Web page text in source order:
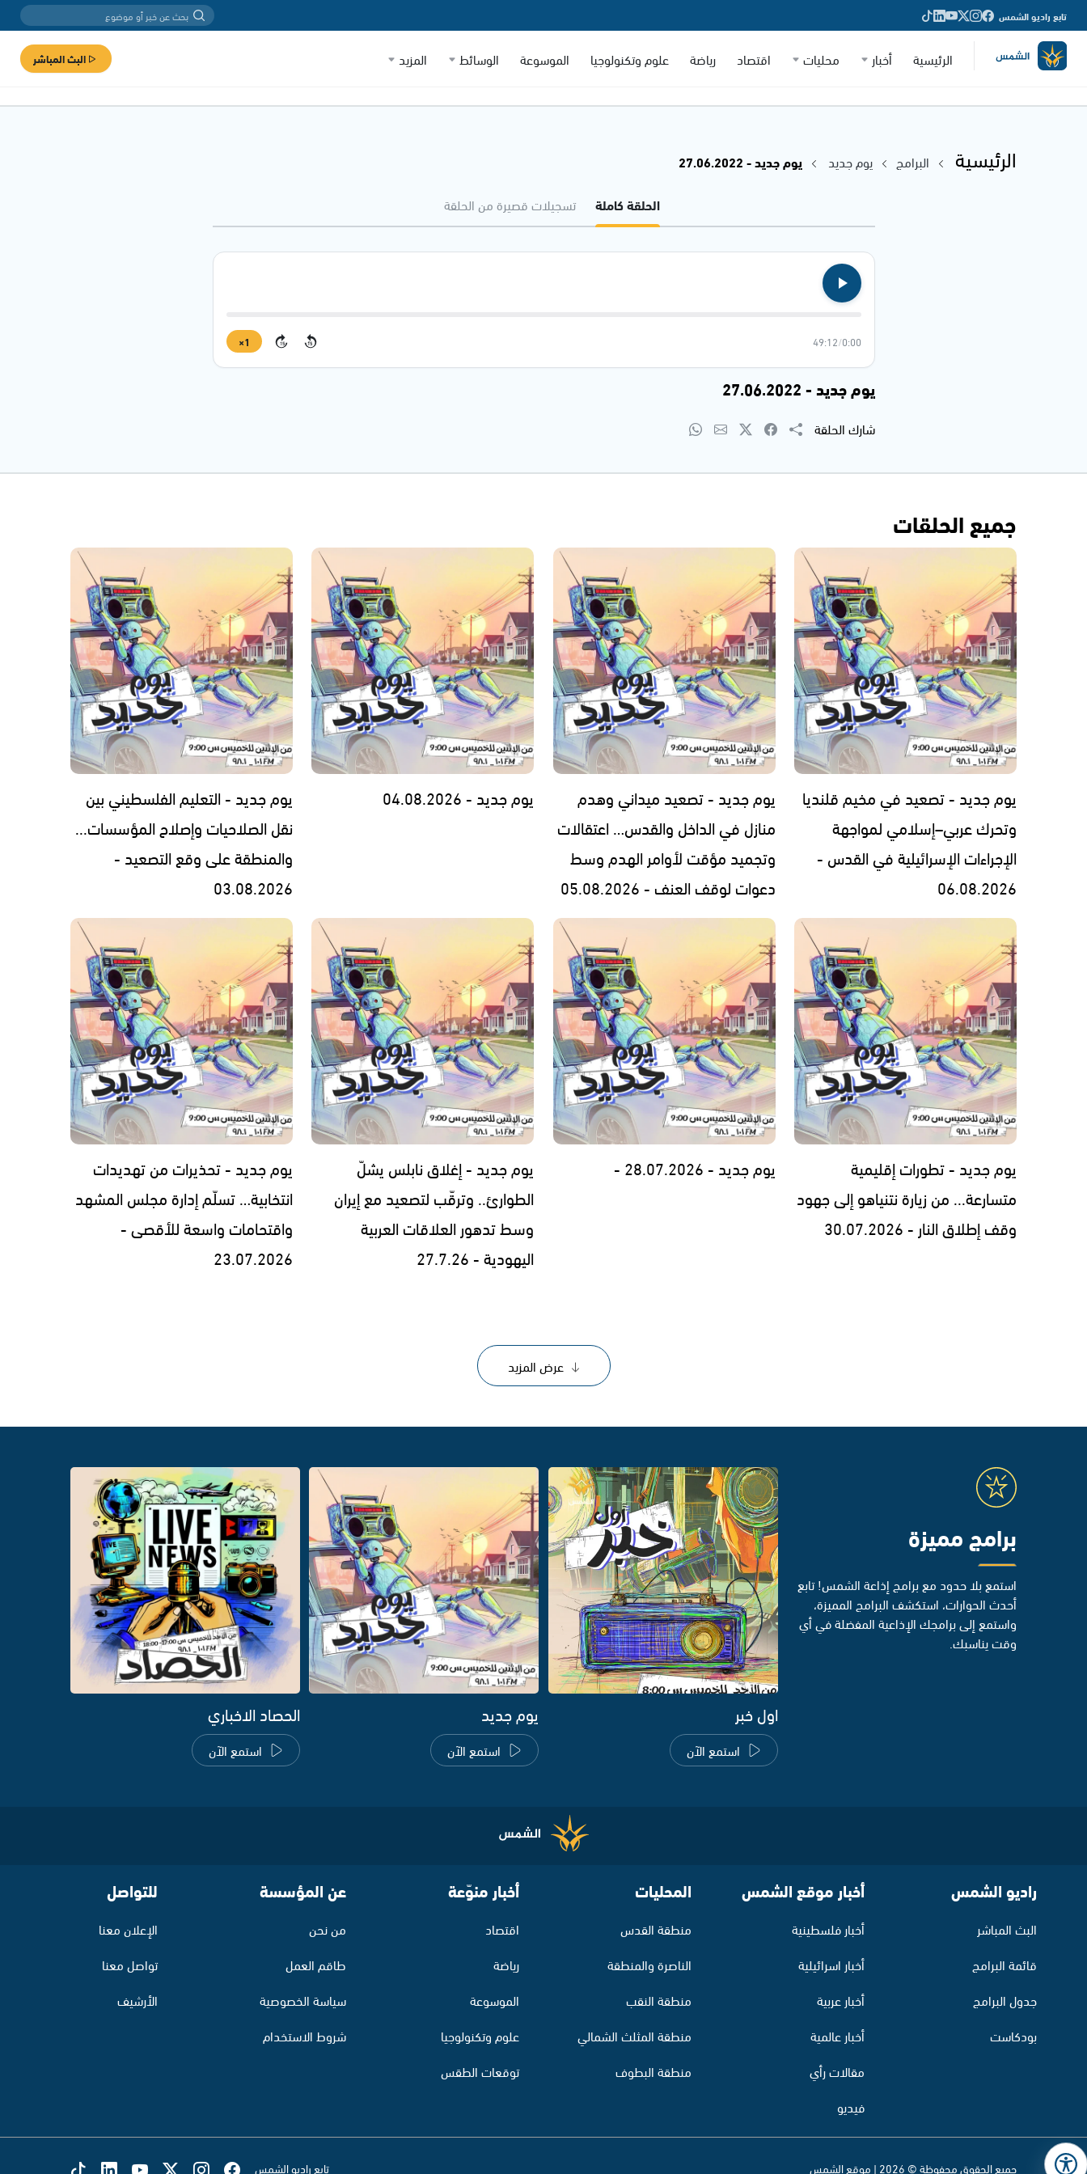
تابع راديو الشمس
الرئيسية أخبار محليات اقتصاد رياضة علوم وتكنولوجيا الموسوعة الوسائط المزيد البث المباشر
الرئيسية البرامج يوم جديد
يوم جديد - 27.06.2022
الحلقة كاملة
تسجيلات قصيرة من الحلقة
0:00
/
49:12
15
15
1×
يوم جديد - 27.06.2022
شارك الحلقة
جميع الحلقات
يوم جديد - تصعيد في مخيم قلنديا
وتحرك عربي–إسلامي لمواجهة
الإجراءات الإسرائيلية في القدس -
06.08.2026
يوم جديد - تصعيد ميداني وهدم
منازل في الداخل والقدس… اعتقالات
وتجميد مؤقت لأوامر الهدم وسط
دعوات لوقف العنف - 05.08.2026
يوم جديد - 04.08.2026
يوم جديد - التعليم الفلسطيني بين
نقل الصلاحيات وإصلاح المؤسسات...
والمنطقة على وقع التصعيد -
03.08.2026
يوم جديد - تطورات إقليمية
متسارعة... من زيارة نتنياهو إلى جهود
وقف إطلاق النار - 30.07.2026
يوم جديد - 28.07.2026 -
يوم جديد - إغلاق نابلس يشلّ
الطوارئ.. وترقّب لتصعيد مع إيران
وسط تدهور العلاقات العربية
اليهودية - 27.7.26
يوم جديد - تحذيرات من تهديدات
انتخابية… تسلّم إدارة مجلس المشهد
واقتحامات واسعة للأقصى -
23.07.2026
عرض المزيد
برامج مميزة
استمع بلا حدود مع برامج إذاعة الشمس! تابع
أحدث الحوارات، استكشف البرامج المميزة،
واستمع إلى برامجك الإذاعية المفضلة في أي
وقت يناسبك.
اول خبر
استمع الآن
يوم جديد
استمع الآن
الحصاد الاخباري
استمع الآن
راديو الشمس
البث المباشر
قائمة البرامج
جدول البرامج
بودكاست
أخبار موقع الشمس
أخبار فلسطينية
أخبار اسرائيلية
أخبار عربية
أخبار عالمية
مقالات رأي
فيديو
المحليات
منطقة القدس
الناصرة والمنطقة
منطقة النقب
منطقة المثلث الشمالي
منطقة البطوف
أخبار منوّعة
اقتصاد
رياضة
الموسوعة
علوم وتكنولوجيا
توقعات الطقس
عن المؤسسة
من نحن
طاقم العمل
سياسة الخصوصية
شروط الاستخدام
للتواصل
الإعلان معنا
تواصل معنا
الأرشيف
جميع الحقوق محفوظة © 2026 | موقع الشمس تابع راديو الشمس